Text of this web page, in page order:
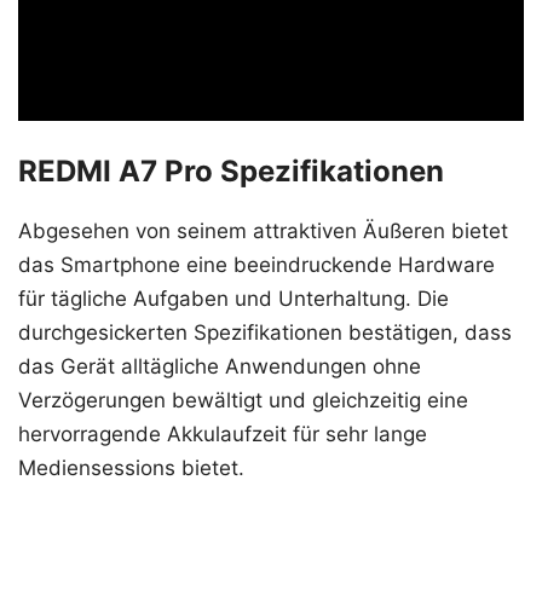
REDMI A7 Pro Spezifikationen
Abgesehen von seinem attraktiven Äußeren bietet
das Smartphone eine beeindruckende Hardware
für tägliche Aufgaben und Unterhaltung. Die
durchgesickerten Spezifikationen bestätigen, dass
das Gerät alltägliche Anwendungen ohne
Verzögerungen bewältigt und gleichzeitig eine
hervorragende Akkulaufzeit für sehr lange
Mediensessions bietet.